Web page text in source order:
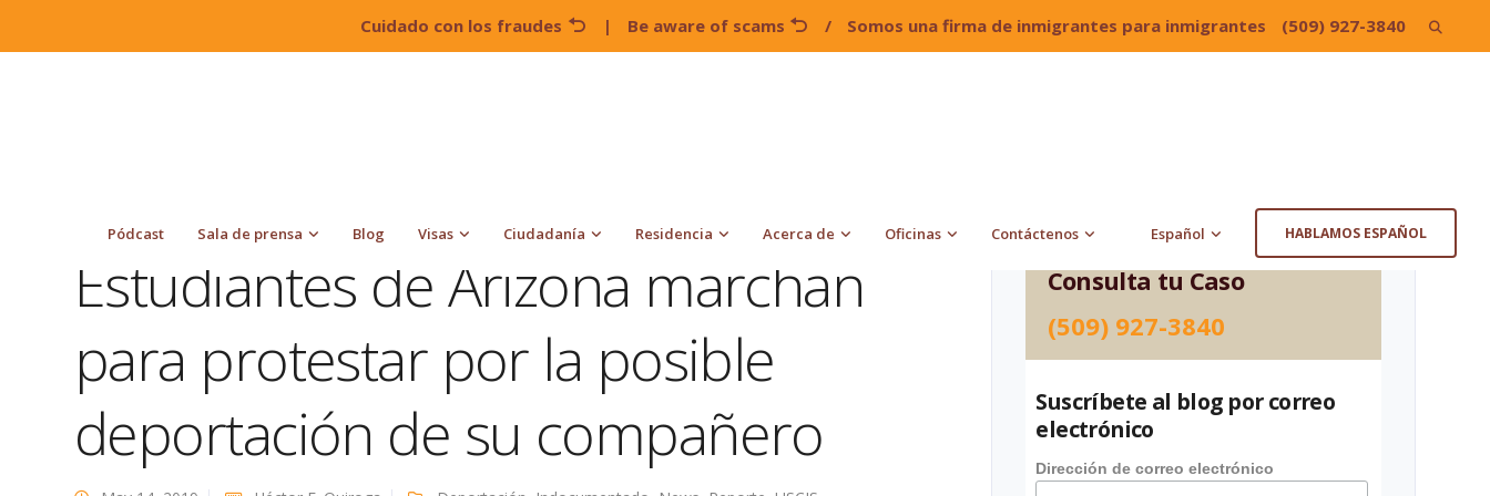
Cuidado con los fraudes | Be aware of scams / Somos una firma de inmigrantes para inmigrantes (509) 927-3840 Search
Pódcast Sala de prensa Blog Visas Ciudadanía Residencia Acerca de Oficinas Contáctenos Español HABLAMOS ESPAÑOL
deportación de su compañero
Estudiantes de Arizona marchan
para protestar por la posible
deportación de su compañero
Consulta tu Caso
(509) 927-3840
Suscríbete al blog por correo
electrónico
Dirección de correo electrónico